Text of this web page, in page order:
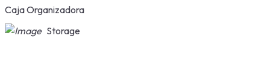
Caja Organizadora
Storage